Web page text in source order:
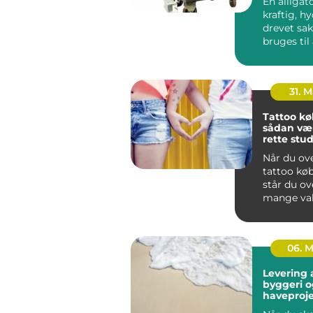
kraftig,
drevet
bruges til
31.
Tattoo
sådan
rette
Når du
tattoo
står du
mange
niche-
06.
Levering
byggeri